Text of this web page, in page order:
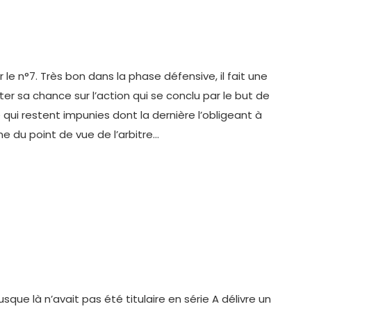
n°7. Très bon dans la phase défensive, il fait une
sa chance sur l’action qui se conclu par le but de
restent impunies dont la dernière l’obligeant à
du point de vue de l’arbitre…
là n’avait pas été titulaire en série A délivre un